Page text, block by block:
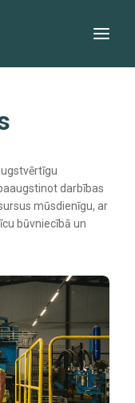
darbības
mūsdienīgu, ar
būvniecībā un